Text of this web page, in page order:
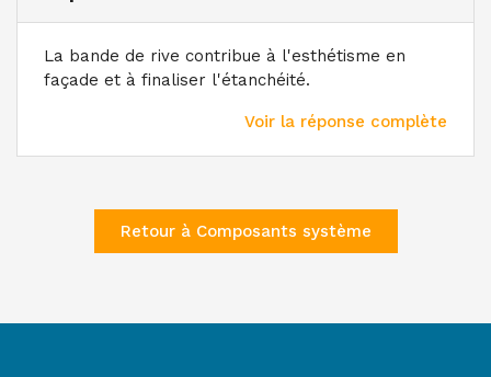
La bande de rive contribue à l'esthétisme en
façade et à finaliser l'étanchéité.
Voir la réponse complète
Retour à Composants système